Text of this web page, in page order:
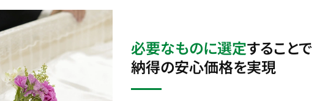
必要なものに選定することで
納得の安心価格を実現